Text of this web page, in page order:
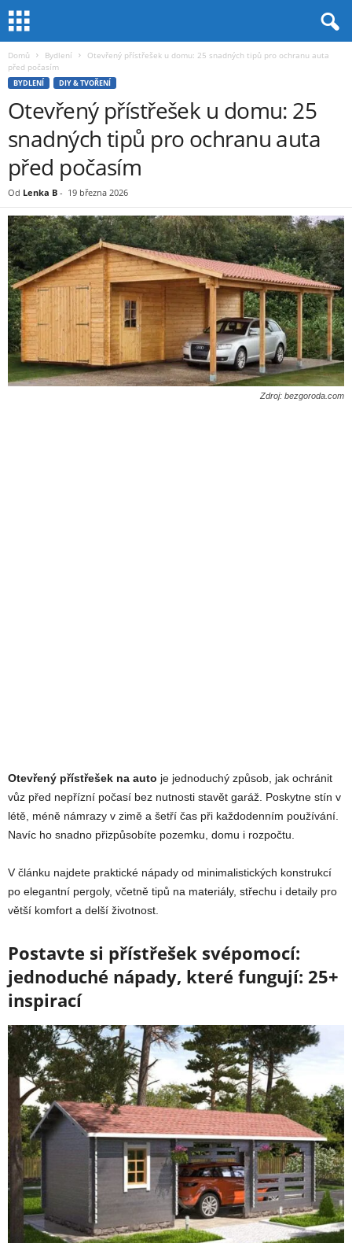
Domů Bydlení
Otevřený přístřešek u domu: 25 snadných tipů pro ochranu auta
před počasím
BYDLENÍ DIY & TVOŘENÍ
Otevřený přístřešek u domu: 25
snadných tipů pro ochranu auta
před počasím
Od Lenka B - 19 března 2026
Zdroj: bezgoroda.com
Otevřený přístřešek na auto je jednoduchý způsob, jak ochránit
vůz před nepřízní počasí bez nutnosti stavět garáž. Poskytne stín v
létě, méně námrazy v zimě a šetří čas při každodenním používání.
Navíc ho snadno přizpůsobíte pozemku, domu i rozpočtu.
V článku najdete praktické nápady od minimalistických konstrukcí
po elegantní pergoly, včetně tipů na materiály, střechu i detaily pro
větší komfort a delší životnost.
Postavte si přístřešek svépomocí:
jednoduché nápady, které fungují: 25+
inspirací